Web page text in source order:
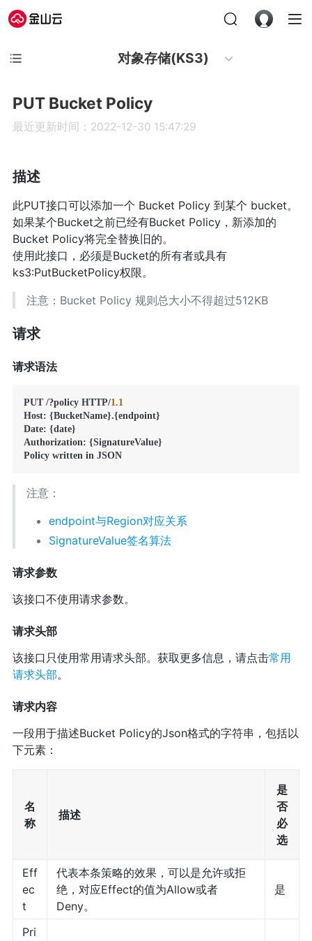
对象存储(KS3)
PUT Bucket Policy
最近更新时间：2022-12-30 15:47:29
描述
此PUT接口可以添加一个 Bucket Policy 到某个 bucket。
如果某个Bucket之前已经有Bucket Policy，新添加的
Bucket Policy将完全替换旧的。
使用此接口，必须是Bucket的所有者或具有
ks3:PutBucketPolicy权限。
注意：Bucket Policy 规则总大小不得超过512KB
请求
请求语法
PUT /?policy HTTP/1.1
Host: {BucketName}.{endpoint}
Date: {date}
Authorization: {SignatureValue}
Policy written in JSON
注意：
endpoint与Region对应关系
SignatureValue签名算法
请求参数
该接口不使用请求参数。
请求头部
该接口只使用常用请求头部。获取更多信息，请点击常用
请求头部。
请求内容
一段用于描述Bucket Policy的Json格式的字符串，包括以
下元素：
名
称
描述
是
否
必
选
Eff
ec
t
代表本条策略的效果，可以是允许或拒
绝，对应Effect的值为Allow或者
Deny。
是
Pri